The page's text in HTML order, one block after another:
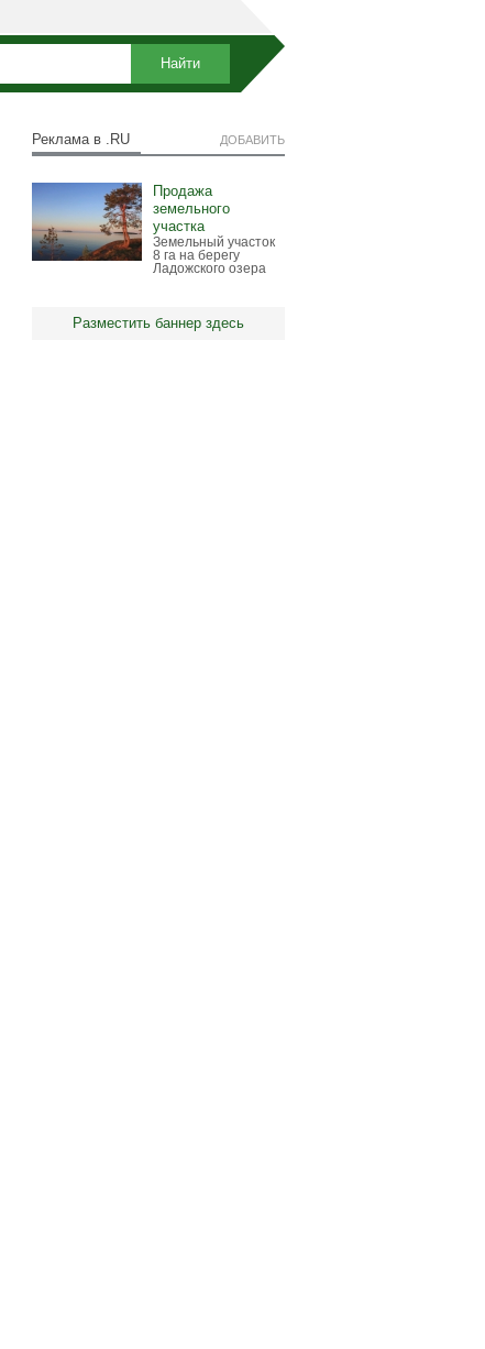
Реклама в .RU ДОБАВИТЬ
Продажа
земельного
участка
Земельный участок
8 га на берегу
Ладожского озера
Разместить баннер здесь